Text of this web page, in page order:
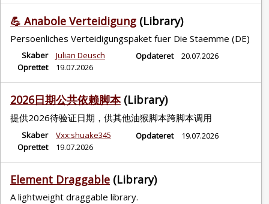
💪 Anabole Verteidigung (Library)
Persoenliches Verteidigungspaket fuer Die Staemme (DE)
Skaber
Julian Deusch
Oprettet
19.07.2026
Opdateret 20.07.2026
2026日期公共依赖脚本 (Library)
提供2026待验证日期，供其他油猴脚本跨脚本调用
Skaber
Vxx:shuake345
Oprettet
19.07.2026
Opdateret 19.07.2026
Element Draggable (Library)
A lightweight draggable library.